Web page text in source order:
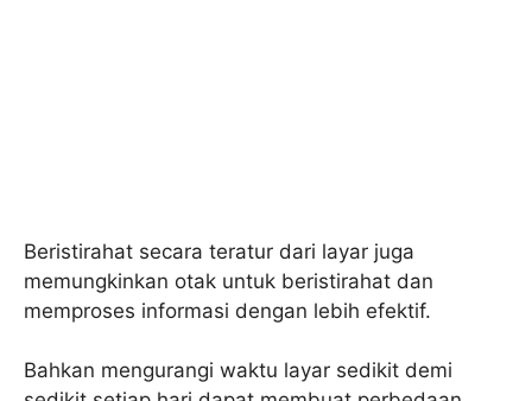
Beristirahat secara teratur dari layar juga
memungkinkan otak untuk beristirahat dan
memproses informasi dengan lebih efektif.
Bahkan mengurangi waktu layar sedikit demi